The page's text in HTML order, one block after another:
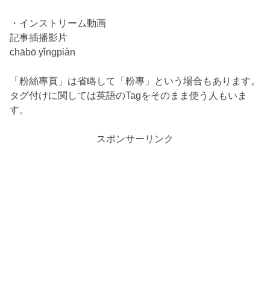
・インストリーム動画
記事插播影片
chābō yǐngpiàn
「粉絲專頁」は省略して「粉專」という場合もあります。
タグ付けに関しては英語のTagをそのまま使う人もいま
す。
スポンサーリンク